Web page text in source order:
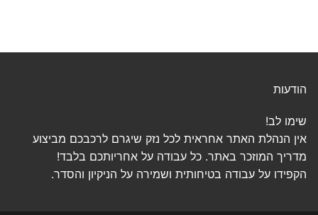
הודעות
שימו לב!
אין הנהלת האתר אחראית לכל נזק שיגרם לרכבכם מביצוע
מדריך המוזכר באתר. כל עבודה על אחריותכם בלבד!
הקפידו על עבודה בטיחותית ושמירה על הניקיון והסדר.